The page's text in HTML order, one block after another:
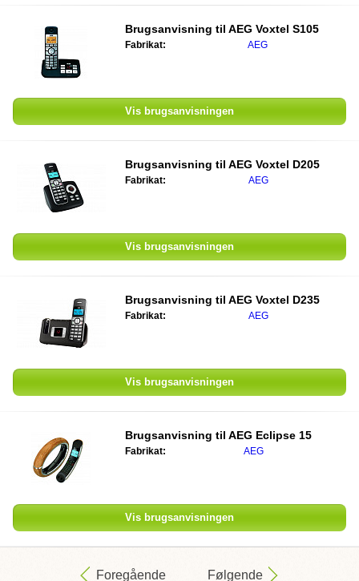
Brugsanvisning til AEG Voxtel S105
Fabrikat: AEG
Vis brugsanvisningen
Brugsanvisning til AEG Voxtel D205
Fabrikat: AEG
Vis brugsanvisningen
Brugsanvisning til AEG Voxtel D235
Fabrikat: AEG
Vis brugsanvisningen
Brugsanvisning til AEG Eclipse 15
Fabrikat: AEG
Vis brugsanvisningen
Foregående Følgende